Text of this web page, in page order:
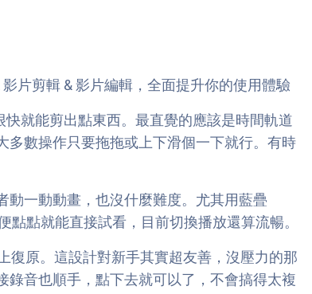
片剪輯 & 影片編輯，全面提升你的使用體驗
就能剪出點東西。最直覺的應該是時間軌道
多數操作只要拖拖或上下滑個一下就行。有時
一動動畫，也沒什麼難度。尤其用藍疊
點就能直接試看，目前切換播放還算流暢。
復原。這設計對新手其實超友善，沒壓力的那
音也順手，點下去就可以了，不會搞得太複